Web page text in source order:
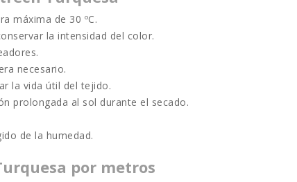
máxima de 30 ºC.
la intensidad del color.
necesario.
la vida útil del tejido.
prolongada al sol durante el secado.
de la humedad.
por metros